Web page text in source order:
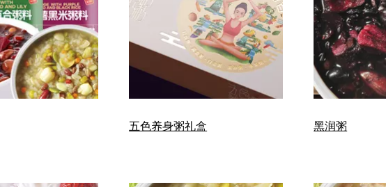
五色养身粥礼盒 黑润粥